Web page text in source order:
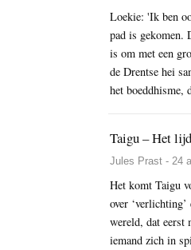
Loekie: 'Ik ben
pad is gekomen.
is om met een
de Drentse hei
het boeddhisme,
Taigu – Het
Jules Prast - 24
Het komt Taigu
over
wereld, dat eerst
iemand zich in